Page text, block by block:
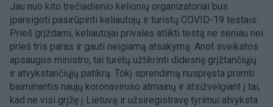
Jau nuo kito trečiadienio kelionių organizatoriai bus
įpareigoti pasirūpinti keliautojų ir turistų COVID-19 testais.
Prieš grįždami, keliautojai privalės atlikti testą ne seniau nei
prieš tris paras ir gauti neigiamą atsakymą. Anot sveikatos
apsaugos ministro, tai turėtų užtikrinti didesnę grįžtančiųjų
ir atvykstančiųjų patikrą. Tokį sprendimą nuspręsta priimti
baiminantis naujų koronaviruso atmainų ir atsižvelgiant į tai,
kad ne visi grįžę į Lietuvą ir užsiregistravę tyrimui atvyksta